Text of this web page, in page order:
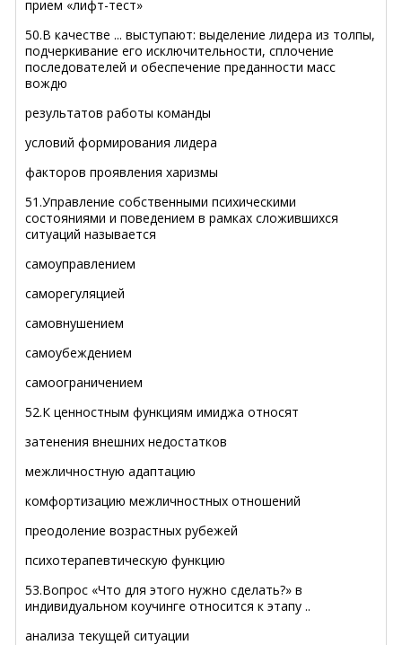
прием «лифт-тест»
50.В качестве ... выступают: выделение лидера из толпы,
подчеркивание его исключительности, сплочение
последователей и обеспечение преданности масс
вождю
результатов работы команды
условий формирования лидера
факторов проявления харизмы
51.Управление собственными психическими
состояниями и поведением в рамках сложившихся
ситуаций называется
самоуправлением
саморегуляцией
самовнушением
самоубеждением
самоограничением
52.К ценностным функциям имиджа относят
затенения внешних недостатков
межличностную адаптацию
комфортизацию межличностных отношений
преодоление возрастных рубежей
психотерапевтическую функцию
53.Вопрос «Что для этого нужно сделать?» в
индивидуальном коучинге относится к этапу ..
анализа текущей ситуации